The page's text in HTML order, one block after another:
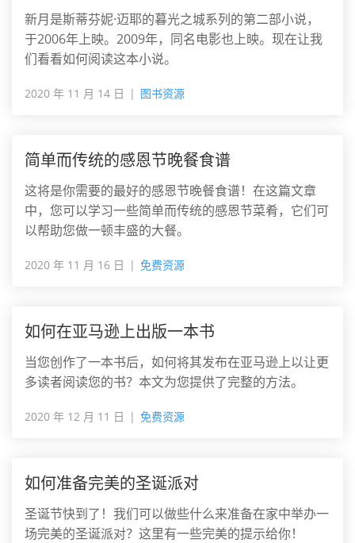
新月是斯蒂芬妮·迈耶的暮光之城系列的第二部小说，
于2006年上映。2009年，同名电影也上映。现在让我
们看看如何阅读这本小说。
2020 年 11 月 14 日 图书资源
简单而传统的感恩节晚餐食谱
这将是你需要的最好的感恩节晚餐食谱！在这篇文章
中，您可以学习一些简单而传统的感恩节菜肴，它们可
以帮助您做一顿丰盛的大餐。
2020 年 11 月 16 日 免费资源
如何在亚马逊上出版一本书
当您创作了一本书后，如何将其发布在亚马逊上以让更
多读者阅读您的书？本文为您提供了完整的方法。
2020 年 12 月 11 日 免费资源
如何准备完美的圣诞派对
圣诞节快到了！我们可以做些什么来准备在家中举办一
场完美的圣诞派对？这里有一些完美的提示给你！